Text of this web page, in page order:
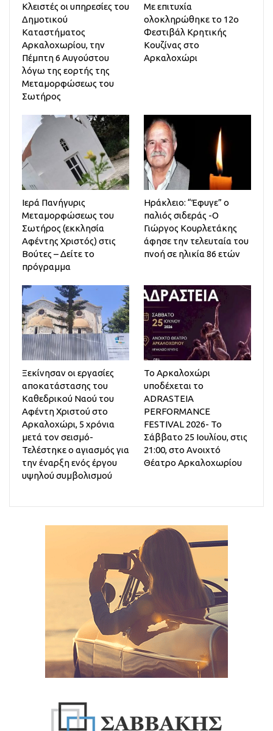
Κλειστές οι υπηρεσίες του
Δημοτικού
Καταστήματος
Αρκαλοχωρίου, την
Πέμπτη 6 Αυγούστου
λόγω της εορτής της
Μεταμορφώσεως του
Σωτήρος
Με επιτυχία
ολοκληρώθηκε το 12ο
Φεστιβάλ Κρητικής
Κουζίνας στο
Αρκαλοχώρι
Ιερά Πανήγυρις
Μεταμορφώσεως του
Σωτήρος (εκκλησία
Αφέντης Χριστός) στις
Βούτες – Δείτε το
πρόγραμμα
Ηράκλειο: “Έφυγε” ο
παλιός σιδεράς -Ο
Γιώργος Κουρλετάκης
άφησε την τελευταία του
πνοή σε ηλικία 86 ετών
Ξεκίνησαν οι εργασίες
αποκατάστασης του
Καθεδρικού Ναού του
Αφέντη Χριστού στο
Αρκαλοχώρι, 5 χρόνια
μετά τον σεισμό-
Τελέστηκε ο αγιασμός για
την έναρξη ενός έργου
υψηλού συμβολισμού
Το Αρκαλοχώρι
υποδέχεται το
ADRASTEIA
PERFORMANCE
FESTIVAL 2026- Το
Σάββατο 25 Ιουλίου, στις
21:00, στο Ανοιχτό
Θέατρο Αρκαλοχωρίου